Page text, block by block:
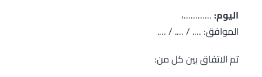
اليوم:…………،
الموافق: …. / …. / ….
تم الاتفاق بين كل من: